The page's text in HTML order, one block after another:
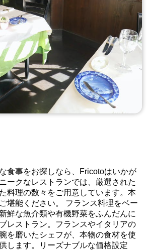
食事をお探しなら、Fricotoはいかが
ークなレストランでは、厳選された
料理の数々をご用意しています。本
堪能ください。 フランス料理をベー
鮮な魚介類や有機野菜をふんだんに
レストラン。フランスやイタリアの
を磨いたシェフが、本物の食材を使
します。リーズナブルな価格設定